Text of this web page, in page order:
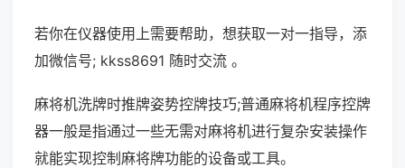
若你在仪器使用上需要帮助，想获取一对一指导，添
加微信号; kkss8691 随时交流 。
麻将机洗牌时推牌姿势控牌技巧;普通麻将机程序控牌
器一般是指通过一些无需对麻将机进行复杂安装操作
就能实现控制麻将牌功能的设备或工具。